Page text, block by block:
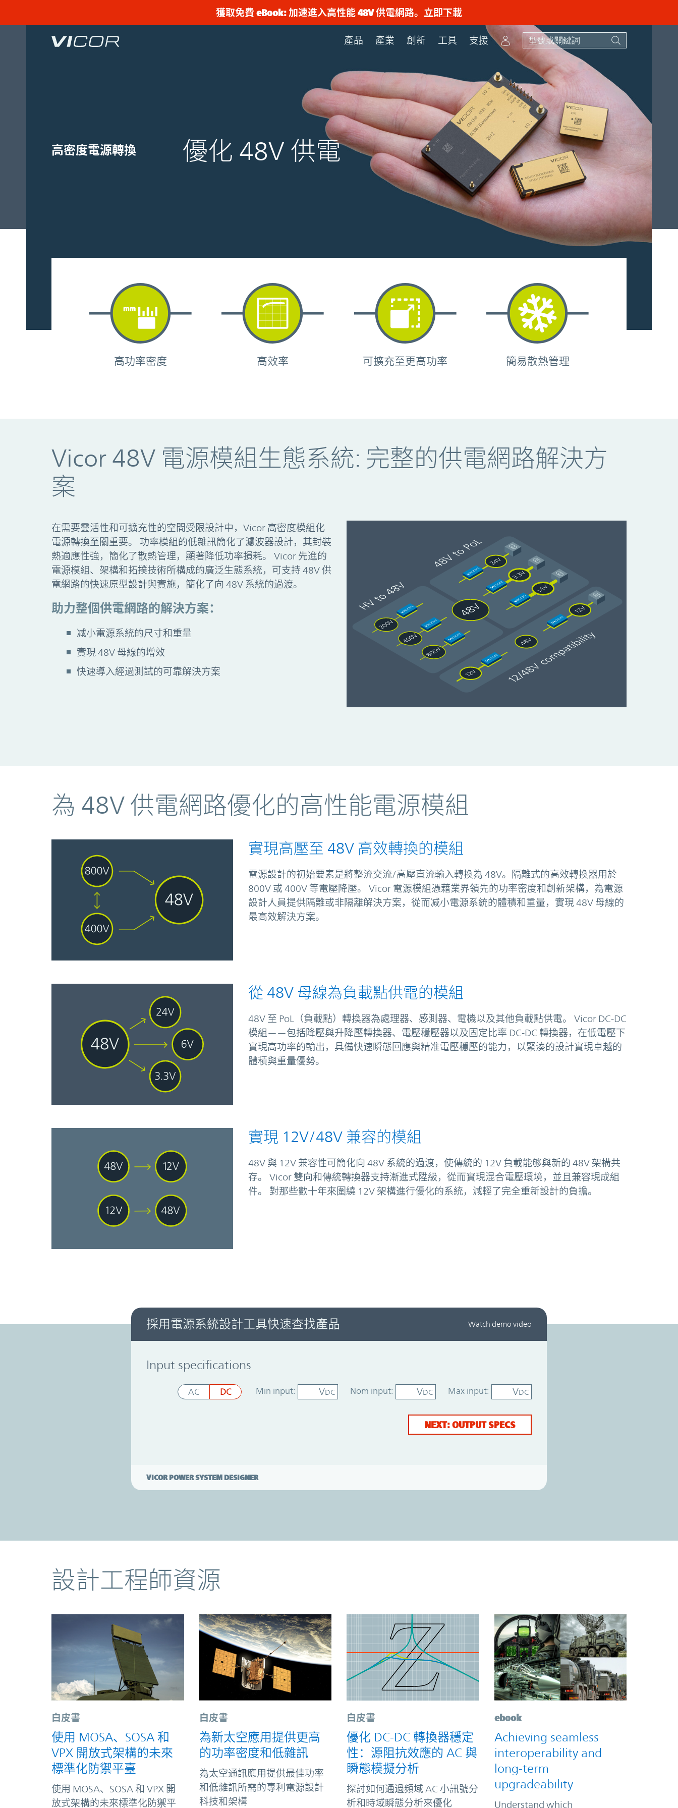
獲取免費 eBook: 加速進入高性能 48V 供電網路。 立即下載
產品 產業 創新 工具 支援 Account
高密度電源轉換 優化 48V 供電
高功率密度 高效率 可擴充至更高功率 簡易散熱管理
Vicor 48V 電源模組生態系統: 完整的供電網路解決方
案
在需要靈活性和可擴充性的空間受限設計中，Vicor 高密度模組化
電源轉換至關重要。 功率模組的低雜訊簡化了濾波器設計，其封裝
熱適應性強，簡化了散熱管理，顯著降低功率損耗。 Vicor 先進的
電源模組、架構和拓撲技術所構成的廣泛生態系統，可支持 48V 供
電網路的快速原型設計與實施，簡化了向 48V 系統的過渡。
助力整個供電網路的解決方案：
减小電源系統的尺寸和重量
實現 48V 母線的增效
快速導入經過測試的可靠解決方案
為 48V 供電網路優化的高性能電源模組
實現高壓至 48V 高效轉換的模組
電源設計的初始要素是將整流交流/高壓直流輸入轉換為 48V。隔離式的高效轉換器用於
800V 或 400V 等電壓降壓。 Vicor 電源模組憑藉業界領先的功率密度和創新架構，為電源
設計人員提供隔離或非隔離解決方案，從而减小電源系統的體積和重量，實現 48V 母線的
最高效解決方案。
從 48V 母線為負載點供電的模組
48V 至 PoL（負載點）轉換器為處理器、感測器、電機以及其他負載點供電。 Vicor DC-DC
模組——包括降壓與升降壓轉換器、電壓穩壓器以及固定比率 DC-DC 轉換器，在低電壓下
實現高功率的輸出，具備快速瞬態回應與精准電壓穩壓的能力，以緊湊的設計實現卓越的
體積與重量優勢。
實現 12V/48V 兼容的模組
48V 與 12V 兼容性可簡化向 48V 系統的過渡，使傳統的 12V 負載能够與新的 48V 架構共
存。 Vicor 雙向和傳統轉換器支持漸進式陞級，從而實現混合電壓環境，並且兼容現成組
件。 對那些數十年來圍繞 12V 架構進行優化的系統，減輕了完全重新設計的負擔。
Power System Designer
採用電源系統設計工具快速查找產品 Watch demo video
Input specifications
AC DC Min input: VDC Nom input: VDC Max input: VDC
NEXT: OUTPUT SPECS
VICOR POWER SYSTEM DESIGNER
設計工程師資源
白皮書
使用 MOSA、SOSA 和
VPX 開放式架構的未來
標準化防禦平臺
使用 MOSA、SOSA 和 VPX 開
放式架構的未來標準化防禦平
白皮書
為新太空應用提供更高
的功率密度和低雜訊
為太空通訊應用提供最佳功率
和低雜訊所需的專利電源設計
科技和架構
白皮書
優化 DC-DC 轉換器穩定
性：源阻抗效應的 AC 與
瞬態模擬分析
探討如何通過頻域 AC 小訊號分
析和時域瞬態分析來優化
ebook
Achieving seamless
interoperability and
long-term
upgradeability
Understand which